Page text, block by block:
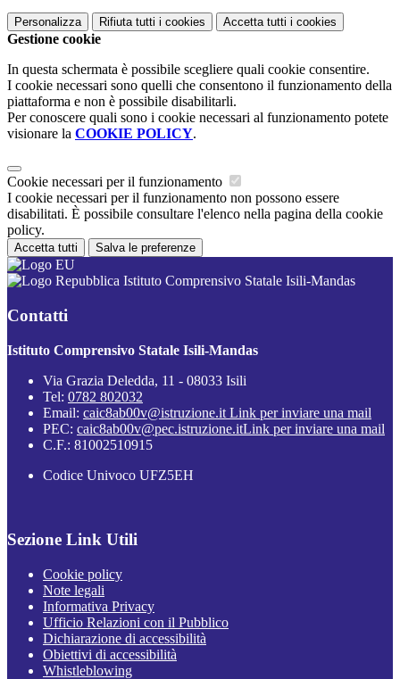
Personalizza Rifiuta tutti i cookies Accetta tutti i cookies
Gestione cookie
In questa schermata è possibile scegliere quali cookie consentire.
I cookie necessari sono quelli che consentono il funzionamento della
piattaforma e non è possibile disabilitarli.
Per conoscere quali sono i cookie necessari al funzionamento potete
visionare la COOKIE POLICY.
Cookie necessari per il funzionamento
I cookie necessari per il funzionamento non possono essere
disabilitati. È possibile consultare l'elenco nella pagina della cookie
policy.
Accetta tutti Salva le preferenze
Istituto Comprensivo Statale Isili-Mandas
Contatti
Istituto Comprensivo Statale Isili-Mandas
Via Grazia Deledda, 11 - 08033 Isili
Tel: 0782 802032
Email: caic8ab00v@istruzione.it Link per inviare una mail
PEC: caic8ab00v@pec.istruzione.itLink per inviare una mail
C.F.: 81002510915
Codice Univoco UFZ5EH
Sezione Link Utili
Cookie policy
Note legali
Informativa Privacy
Ufficio Relazioni con il Pubblico
Dichiarazione di accessibilità
Obiettivi di accessibilità
Whistleblowing